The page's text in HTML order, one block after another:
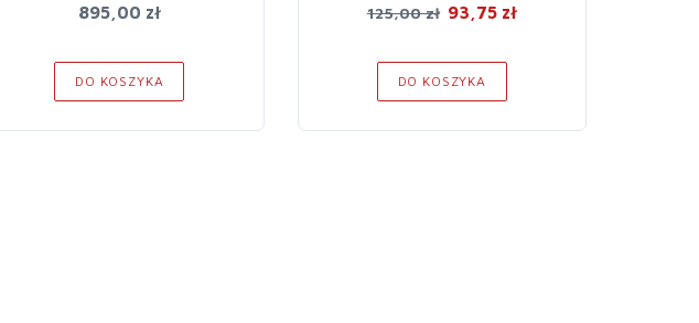
895,00 zł
DO KOSZYKA
125,00 zł 93,75 zł
DO KOSZYKA